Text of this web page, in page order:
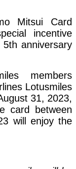
Mitsui Card
incentive
anniversary
members
Lotusmiles
31, 2023,
card between
will enjoy the